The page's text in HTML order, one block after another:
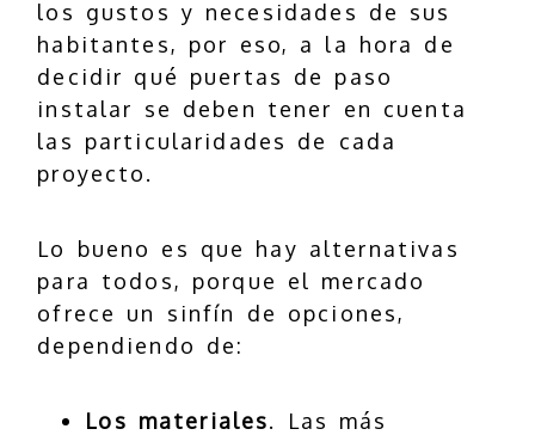
los gustos y necesidades de sus
habitantes, por eso, a la hora de
decidir qué puertas de paso
instalar se deben tener en cuenta
las particularidades de cada
proyecto.
Lo bueno es que hay alternativas
para todos, porque el mercado
ofrece un sinfín de opciones,
dependiendo de:
Los materiales. Las más